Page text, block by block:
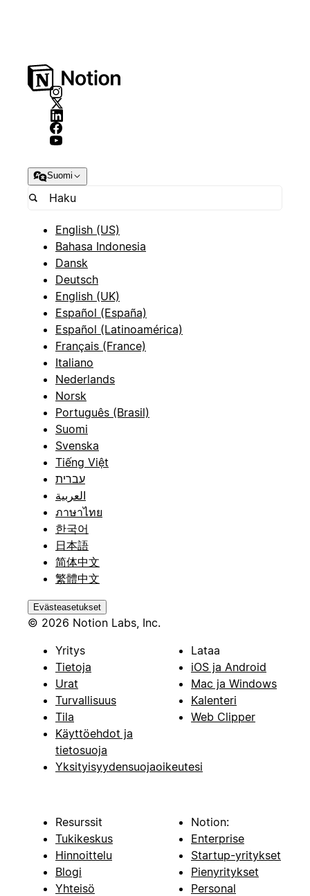
Suomi
English (US)
Bahasa Indonesia
Dansk
Deutsch
English (UK)
Español (España)
Español (Latinoamérica)
Français (France)
Italiano
Nederlands
Norsk
Português (Brasil)
Suomi
Svenska
Tiếng Việt
עברית
العربية
ภาษาไทย
한국어
日本語
简体中文
繁體中文
Evästeasetukset
© 2026 Notion Labs, Inc.
Yritys
Tietoja
Urat
Turvallisuus
Tila
Käyttöehdot ja
tietosuoja
Yksityisyydensuojaoikeutesi
Lataa
iOS ja Android
Mac ja Windows
Kalenteri
Web Clipper
Resurssit
Tukikeskus
Hinnoittelu
Blogi
Yhteisö
Notion:
Enterprise
Startup-yritykset
Pienyritykset
Personal